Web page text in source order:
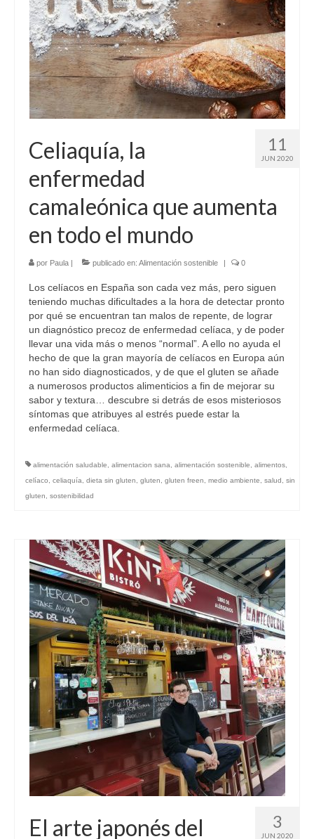
Sobre mí
Contacto
11
JUN 2020
Celiaquía, la
enfermedad
camaleónica que aumenta
en todo el mundo
por Paula publicado en: Alimentación sostenible 0
Los celíacos en España son cada vez más, pero siguen
teniendo muchas dificultades a la hora de detectar pronto
por qué se encuentran tan malos de repente, de lograr
un diagnóstico precoz de enfermedad celíaca, y de poder
llevar una vida más o menos “normal”. A ello no ayuda el
hecho de que la gran mayoría de celíacos en Europa aún
no han sido diagnosticados, y de que el gluten se añade
a numerosos productos alimenticios a fin de mejorar su
sabor y textura… descubre si detrás de esos misteriosos
síntomas que atribuyes al estrés puede estar la
enfermedad celíaca.
alimentación saludable, alimentacion sana, alimentación sostenible, alimentos,
celíaco, celiaquía, dieta sin gluten, gluten, gluten freen, medio ambiente, salud , sin
gluten, sostenibilidad
3
JUN 2020
El arte japonés del